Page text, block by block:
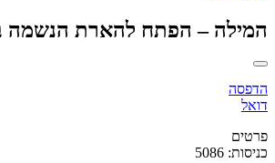
המילה – הפתח להארת הנשמה
הדפסה
דואל
פרטים
כניסות: 5086